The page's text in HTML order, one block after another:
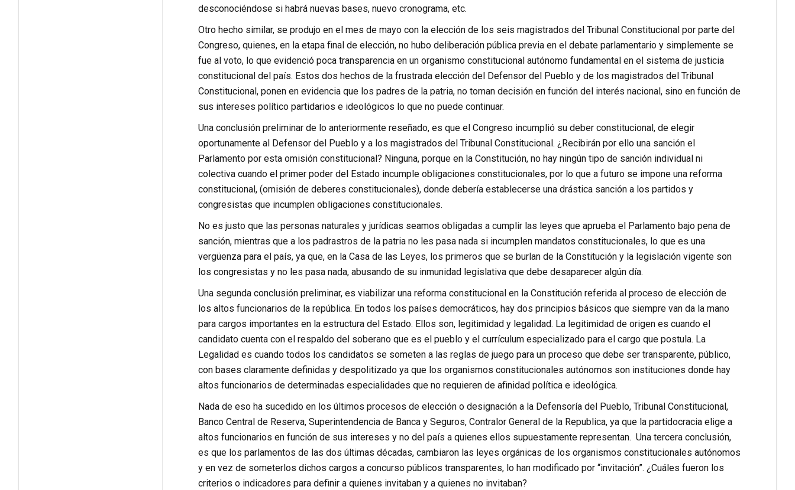
desconociéndose si habrá nuevas bases, nuevo cronograma, etc.
Otro hecho similar, se produjo en el mes de mayo con la elección de los seis magistrados del Tribunal Constitucional por parte del
Congreso, quienes, en la etapa final de elección, no hubo deliberación pública previa en el debate parlamentario y simplemente se
fue al voto, lo que evidenció poca transparencia en un organismo constitucional autónomo fundamental en el sistema de justicia
constitucional del país. Estos dos hechos de la frustrada elección del Defensor del Pueblo y de los magistrados del Tribunal
Constitucional, ponen en evidencia que los padres de la patria, no toman decisión en función del interés nacional, sino en función de
sus intereses político partidarios e ideológicos lo que no puede continuar.
Una conclusión preliminar de lo anteriormente reseñado, es que el Congreso incumplió su deber constitucional, de elegir
oportunamente al Defensor del Pueblo y a los magistrados del Tribunal Constitucional. ¿Recibirán por ello una sanción el
Parlamento por esta omisión constitucional? Ninguna, porque en la Constitución, no hay ningún tipo de sanción individual ni
colectiva cuando el primer poder del Estado incumple obligaciones constitucionales, por lo que a futuro se impone una reforma
constitucional, (omisión de deberes constitucionales), donde debería establecerse una drástica sanción a los partidos y
congresistas que incumplen obligaciones constitucionales.
No es justo que las personas naturales y jurídicas seamos obligadas a cumplir las leyes que aprueba el Parlamento bajo pena de
sanción, mientras que a los padrastros de la patria no les pasa nada si incumplen mandatos constitucionales, lo que es una
vergüenza para el país, ya que, en la Casa de las Leyes, los primeros que se burlan de la Constitución y la legislación vigente son
los congresistas y no les pasa nada, abusando de su inmunidad legislativa que debe desaparecer algún día.
Una segunda conclusión preliminar, es viabilizar una reforma constitucional en la Constitución referida al proceso de elección de
los altos funcionarios de la república. En todos los países democráticos, hay dos principios básicos que siempre van da la mano
para cargos importantes en la estructura del Estado. Ellos son, legitimidad y legalidad. La legitimidad de origen es cuando el
candidato cuenta con el respaldo del soberano que es el pueblo y el currículum especializado para el cargo que postula. La
Legalidad es cuando todos los candidatos se someten a las reglas de juego para un proceso que debe ser transparente, público,
con bases claramente definidas y despolitizado ya que los organismos constitucionales autónomos son instituciones donde hay
altos funcionarios de determinadas especialidades que no requieren de afinidad política e ideológica.
Nada de eso ha sucedido en los últimos procesos de elección o designación a la Defensoría del Pueblo, Tribunal Constitucional,
Banco Central de Reserva, Superintendencia de Banca y Seguros, Contralor General de la Republica, ya que la partidocracia elige a
altos funcionarios en función de sus intereses y no del país a quienes ellos supuestamente representan. Una tercera conclusión,
es que los parlamentos de las dos últimas décadas, cambiaron las leyes orgánicas de los organismos constitucionales autónomos
y en vez de someterlos dichos cargos a concurso públicos transparentes, lo han modificado por “invitación”. ¿Cuáles fueron los
criterios o indicadores para definir a quienes invitaban y a quienes no invitaban?